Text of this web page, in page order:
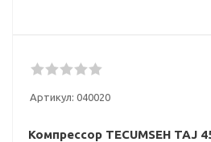
Артикул: 040020
Компрессор TECUMSEH TAJ